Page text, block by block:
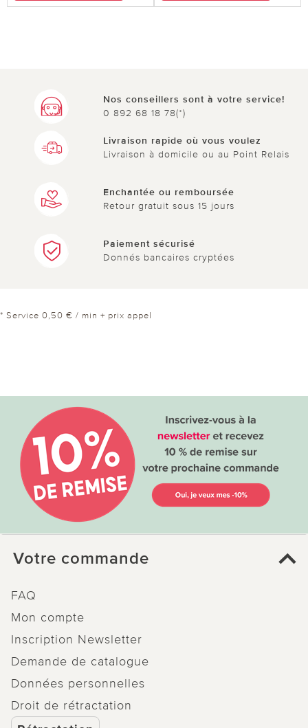
Nos conseillers sont à votre service!
0 892 68 18 78(*)
Livraison rapide où vous voulez
Livraison à domicile ou au Point Relais
Enchantée ou remboursée
Retour gratuit sous 15 jours
Paiement sécurisé
Donnés bancaires cryptées
* Service 0,50 € / min + prix appel
Votre commande
FAQ
Mon compte
Inscription Newsletter
Demande de catalogue
Données personnelles
Droit de rétractation